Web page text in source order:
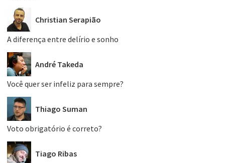
Christian Serapião
A diferença entre delírio e sonho
André Takeda
Você quer ser infeliz para sempre?
Thiago Suman
Voto obrigatório é correto?
Tiago Ribas